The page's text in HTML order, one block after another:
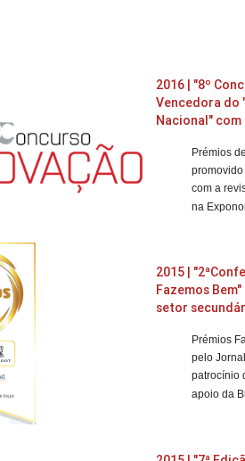
2016 | "8º
Vencedora do
Nacional" com
Prémios
com a
na
2015 |
Fazemos Bem"
setor
Prémios
pelo
patrocínio
apoio da